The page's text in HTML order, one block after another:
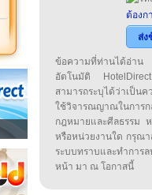
ต้องก
ส่ง
ข้อความที่ท่านได้อ่าน
อัตโนมัติ
สามารถระบุได้ว่าเป็น
ใช้วิจารณญาณในกา
กฎหมายและศีลธรรม
หรือหน่วยงานใด กรุณา
ระบบทราบและทำกา
หน้า มา ณ โอกาสนี้